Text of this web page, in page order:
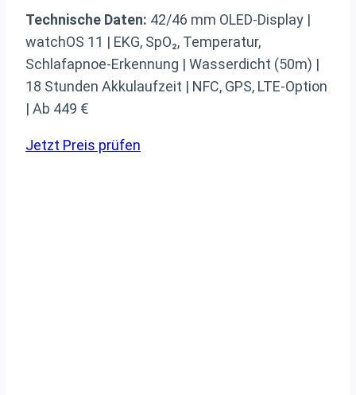
Technische Daten: 42/46 mm OLED-Display |
watchOS 11 | EKG, SpO₂, Temperatur,
Schlafapnoe-Erkennung | Wasserdicht (50m) |
18 Stunden Akkulaufzeit | NFC, GPS, LTE-Option
| Ab 449 €
Jetzt Preis prüfen